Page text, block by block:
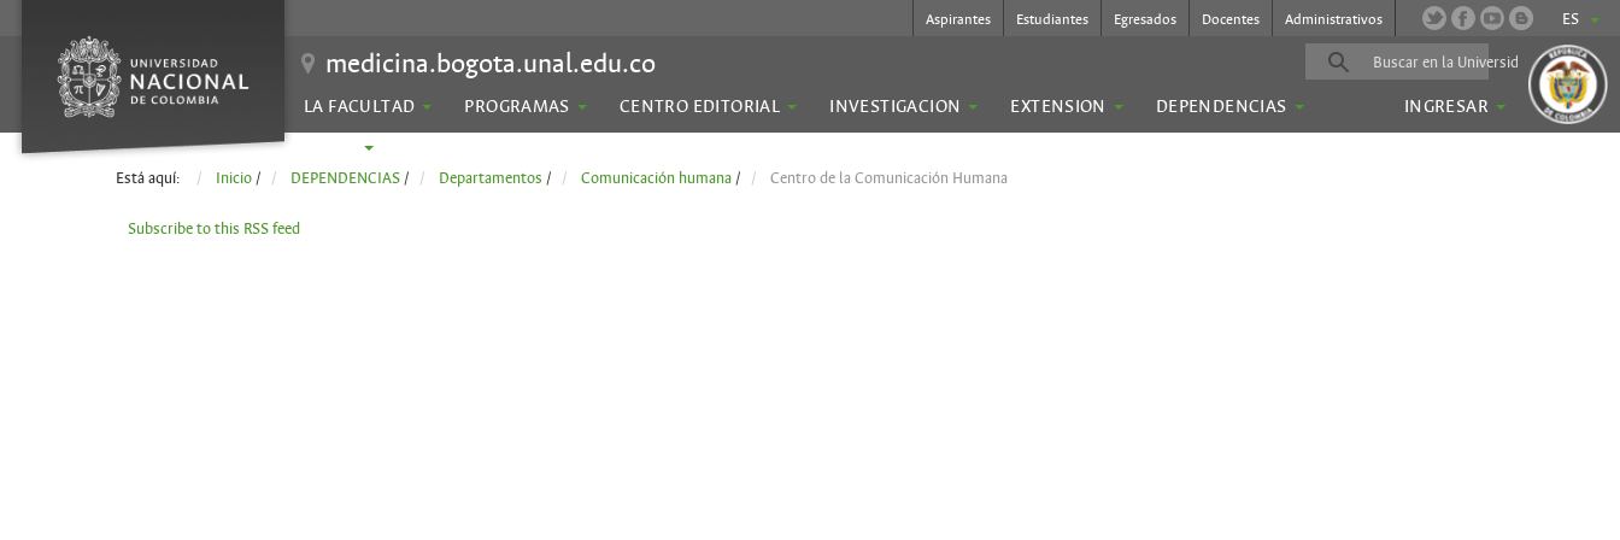
ES
Aspirantes Estudiantes Egresados Docentes Administrativos
medicina.bogota.unal.edu.co
LA FACULTAD PROGRAMAS CENTRO EDITORIAL INVESTIGACION EXTENSION DEPENDENCIAS
INGRESAR
Está aquí: Inicio / DEPENDENCIAS / Departamentos / Comunicación humana / Centro de la Comunicación Humana
Subscribe to this RSS feed